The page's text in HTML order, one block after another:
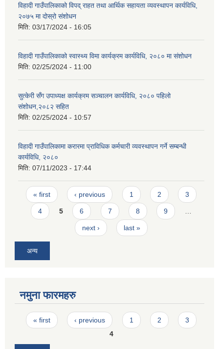
विहादी गाउँपालिकाको विपद् राहत तथा आर्थिक सहायता व्यवस्थापन कार्यविधि,
२०७५ मा दोस्रो संशोधन
मिति: 03/17/2024 - 16:05
विहादी गाउँपालिकाको स्वास्थ्य विमा कार्यक्रम कार्यविधि, २०८० मा संशोधन
मिति: 02/25/2024 - 11:00
सुत्केरी सँग उपाध्यक्ष कार्यक्रम सञ्चालन कार्यविधि, २०८० पहिलो
संशोधन,२०८२ सहित
मिति: 02/25/2024 - 10:57
विहादी गाउँपालिकामा करारमा प्राविधिक कर्मचारी व्यवस्थापन गर्ने सम्बन्धी
कार्यविधि, २०८०
मिति: 07/11/2023 - 17:44
Pages
« first ‹ previous 1 2 3
4 5 6 7 8 9 …
next › last »
अन्य
नमुना फारमहरु
Pages
« first ‹ previous 1 2
3
4